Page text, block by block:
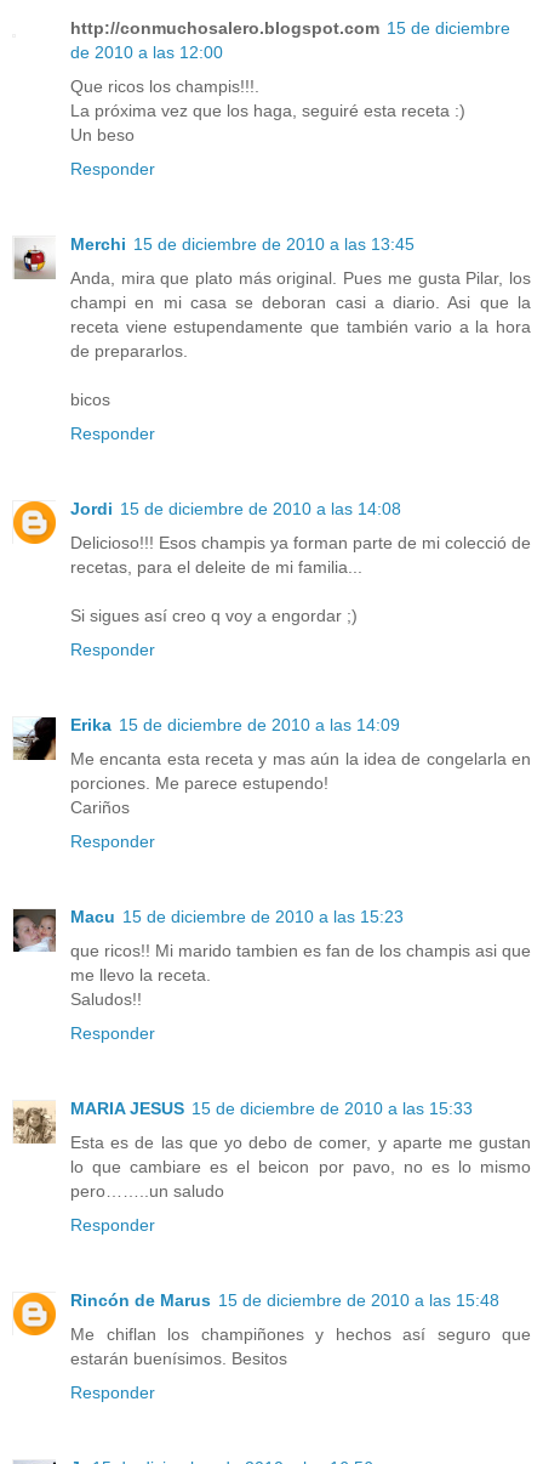
http://conmuchosalero.blogspot.com 15 de diciembre
de 2010 a las 12:00
Que ricos los champis!!!.
La próxima vez que los haga, seguiré esta receta :)
Un beso
Responder
Merchi 15 de diciembre de 2010 a las 13:45
Anda, mira que plato más original. Pues me gusta Pilar, los
champi en mi casa se deboran casi a diario. Asi que la
receta viene estupendamente que también vario a la hora
de prepararlos.
bicos
Responder
Jordi 15 de diciembre de 2010 a las 14:08
Delicioso!!! Esos champis ya forman parte de mi colecció de
recetas, para el deleite de mi familia...
Si sigues así creo q voy a engordar ;)
Responder
Erika 15 de diciembre de 2010 a las 14:09
Me encanta esta receta y mas aún la idea de congelarla en
porciones. Me parece estupendo!
Cariños
Responder
Macu 15 de diciembre de 2010 a las 15:23
que ricos!! Mi marido tambien es fan de los champis asi que
me llevo la receta.
Saludos!!
Responder
MARIA JESUS 15 de diciembre de 2010 a las 15:33
Esta es de las que yo debo de comer, y aparte me gustan
lo que cambiare es el beicon por pavo, no es lo mismo
pero……..un saludo
Responder
Rincón de Marus 15 de diciembre de 2010 a las 15:48
Me chiflan los champiñones y hechos así seguro que
estarán buenísimos. Besitos
Responder